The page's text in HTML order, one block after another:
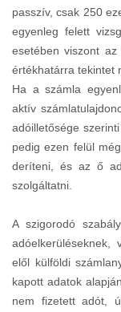
passzív, csak 250
egyenleg felett
esetében viszont
értékhatárra tekintet
Ha a számla
aktív
adóilletősége
pedig ezen felül
deríteni, és az ő
szolgáltatni.
A szigorodó
adóelkerüléseknek,
elől külföldi
kapott adatok
nem fizetett adót,